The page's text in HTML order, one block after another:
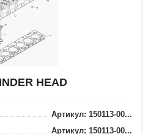
HEAD
Артикул: 150113-00...
Артикул: 150113-00...